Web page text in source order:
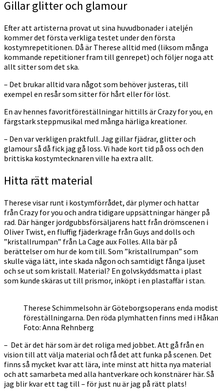
Gillar glitter och glamour
Efter att artisterna provat ut sina huvudbonader i ateljén
kommer det första verkliga testet under den första
kostymrepetitionen. Då är Therese alltid med (liksom många
kommande repetitioner fram till genrepet) och följer noga att
allt sitter som det ska.
– Det brukar alltid vara något som behöver justeras, till
exempel en resår som sitter för hårt eller för löst.
En av hennes favoritföreställningar hittills är Crazy for you, en
färgstark steppmusikal med många härliga kreationer.
– Den var verkligen praktfull. Jag gillar fjädrar, glitter och
glamour så då fick jag gå loss. Vi hade kort tid på oss och den
brittiska kostymtecknaren ville ha extra allt.
Hitta rätt material
Therese visar runt i kostymförrådet, där plymer och hattar
från Crazy for you och andra tidigare uppsättningar hänger på
rad. Där hänger jordgubbsförsäljarens hatt från drömscenen i
Oliver Twist, en fluffig fjäderkrage från Guys and dolls och
”kristallrumpan” från La Cage aux Folles. Alla bär på
berättelser om hur de kom till. Som ”kristallrumpan” som
skulle väga lätt, inte skada någon och samtidigt fånga ljuset
och se ut som kristall. Material? En golvskyddsmatta i plast
som kunde skäras ut till prismor, inköpt i en plastaffär i stan.
Therese Schimmelsohn är Göteborgsoperans enda
föreställningarna. Den röda plymhatten finns med i
Foto: Anna Rehnberg
– Det är det här som är det roliga med jobbet. Att gå från en
vision till att välja material och få det att funka på scenen. Det
finns så mycket kvar att lära, inte minst att hitta nya material
och att samarbeta med alla hantverkare och konstnärer här. Så
jag blir kvar ett tag till – för just nu är jag på rätt plats!